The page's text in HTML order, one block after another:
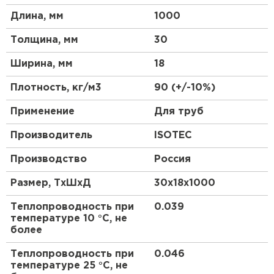
Особенности товара:
Эффективная защита от теплопотерь и шума
Высококачественный материал для
долговечности
Прост в монтаже для удобства использования
Размеры 30х18х1000 мм для универсального
применения
Цилиндрическая форма для легкой установки
факторов
Идеальное сочетание цена-качество для
экономии средств
Широкий спектр применения в
строительстве и ремонте
Длина, мм 1000
Толщина, мм 30
Ширина, мм 18
Плотность, кг/м3 90 (+/-10%)
Применение Для труб
Производитель ISOTEC
Производство Россия
Размер, ТхШхД 30х18х1000
Теплопроводность при
температуре 10 °С, не
более
0.039
Теплопроводность при
температуре 25 °С, не
0.046
Утеплитель Эковер
ПЕРЕЙТИ
Утеплитель Тимплэкс
ПЕРЕЙТИ
Утеплитель Изовол
Утеплитель Basfiber
Утеплитель Термит
Утеплитель Isotec
Утеплитель Ruspanel
Утеплитель Basfiber
Утеплитель Xotpipe